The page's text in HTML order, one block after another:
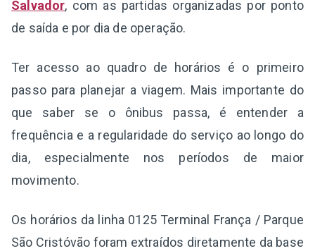
Salvador, com as partidas organizadas por ponto
de saída e por dia de operação.
Ter acesso ao quadro de horários é o primeiro
passo para planejar a viagem. Mais importante do
que saber se o ônibus passa, é entender a
frequência e a regularidade do serviço ao longo do
dia, especialmente nos períodos de maior
movimento.
Os horários da linha 0125 Terminal França / Parque
São Cristóvão foram extraídos diretamente da base